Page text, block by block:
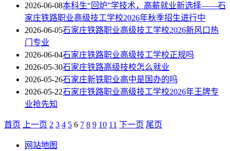
2026-06-08本科生“回炉”学技术，高薪就业新选择——石
家庄铁路职业高级技工学校2026年秋季招生进行中
2026-06-05石家庄铁路职业高级技工学校2026新风口热
门专业
2026-06-04石家庄铁路职业高级技工学校正规吗
2026-05-30石家庄铁路高级技校怎么就业
2026-05-26石家庄新铁职业高中是国办的吗
2026-05-22石家庄铁路职业高级技工学校2026年王牌专
业抢先知
首页️ 上一页 2 3 4 5 6 7 8 9 10 11 下一页 尾页
网站地图